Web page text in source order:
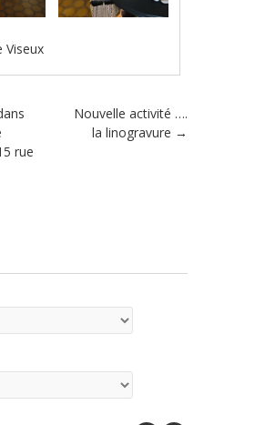
Viseux
rue
Nouvelle activité ….
la linogravure →